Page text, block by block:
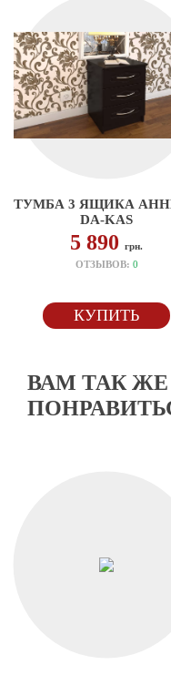
ТУМБА 3 ЯЩИКА
DA-KAS
5 890грн.
ОТЗЫВОВ: 0
КУПИТЬ
ВАМ ТАК